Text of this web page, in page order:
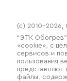
(c)
“ЭТК
«cookie», с
сервисов и
пользования
файлы,